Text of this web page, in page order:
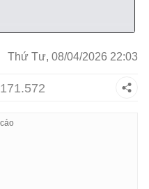
Thứ Tư, 08/04/2026 22:03
171.572